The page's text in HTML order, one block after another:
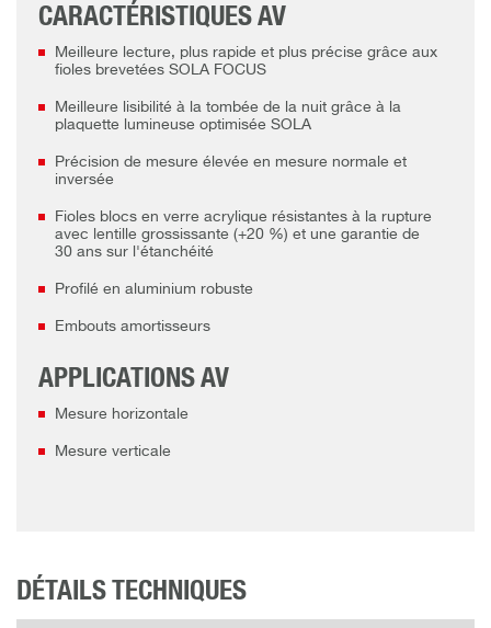
CARACTÉRISTIQUES AV
Meilleure lecture, plus rapide et plus précise grâce aux
fioles brevetées SOLA FOCUS
Meilleure lisibilité à la tombée de la nuit grâce à la
plaquette lumineuse optimisée SOLA
Précision de mesure élevée en mesure normale et
inversée
Fioles blocs en verre acrylique résistantes à la rupture
avec lentille grossissante (+20 %) et une garantie de
30 ans sur l'étanchéité
Profilé en aluminium robuste
Embouts amortisseurs
APPLICATIONS AV
Mesure horizontale
Mesure verticale
DÉTAILS TECHNIQUES